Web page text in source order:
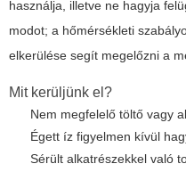
használja, illetve ne hagyja
modot; a hőmérsékleti
elkerülése segít megelőzni a
Mit kerüljünk el?
Nem megfelelő töltő vagy
Égett íz figyelmen kívül
Sérült alkatrészekkel való